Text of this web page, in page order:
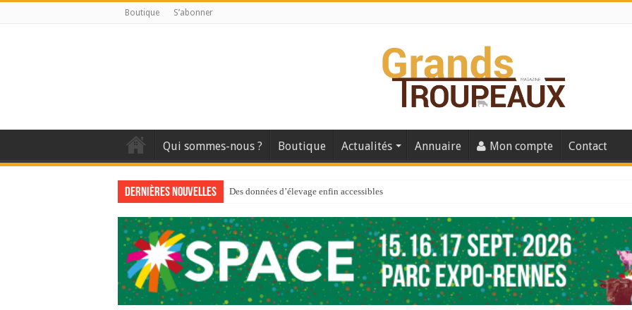
Boutique S’abonner
Qui sommes-nous ? Boutique Actualités Annuaire Mon compte Contact
Dernières nouvelles Des données d’élevage enfin accessibles
Au sommaire du premier numéro de 2025
Au sommaire de GTM 110
Aidez-nous à améliorer la santé de vos veaux !
Au sommaire de GTM 91